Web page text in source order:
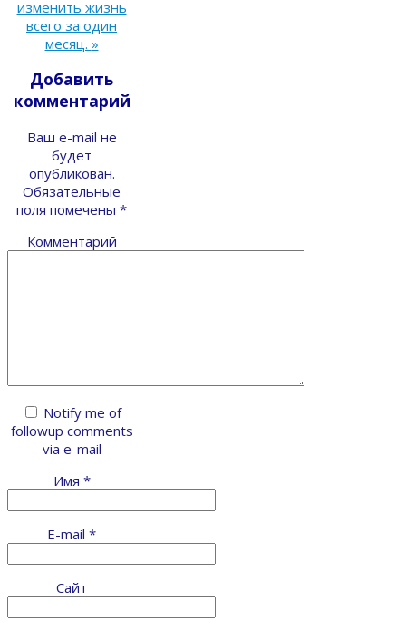
изменить жизнь
всего за один
месяц. »
Добавить
комментарий
Ваш e-mail не
будет
опубликован.
Обязательные
поля помечены *
Комментарий
Notify me of
followup comments
via e-mail
Имя *
E-mail *
Сайт